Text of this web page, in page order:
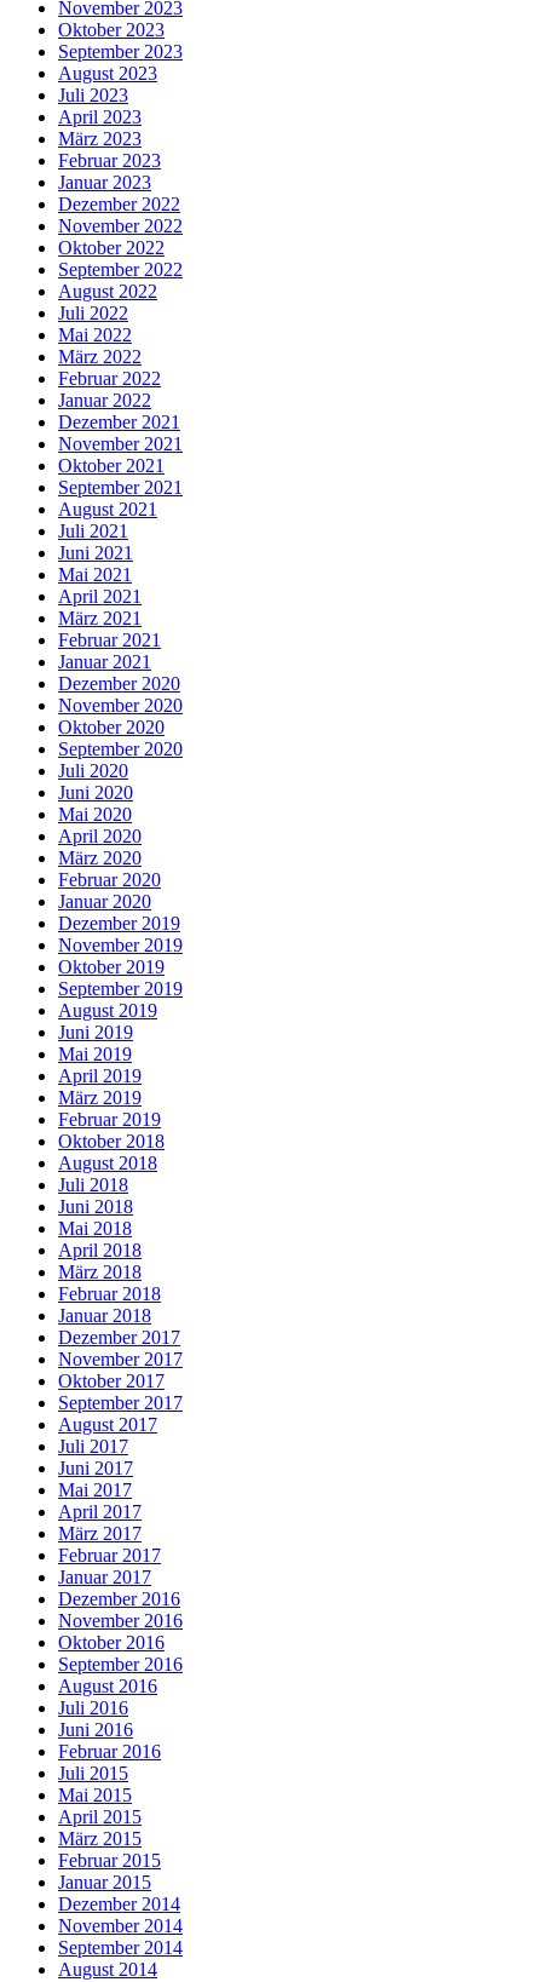
November 2023
Oktober 2023
September 2023
August 2023
Juli 2023
April 2023
März 2023
Februar 2023
Januar 2023
Dezember 2022
November 2022
Oktober 2022
September 2022
August 2022
Juli 2022
Mai 2022
März 2022
Februar 2022
Januar 2022
Dezember 2021
November 2021
Oktober 2021
September 2021
August 2021
Juli 2021
Juni 2021
Mai 2021
April 2021
März 2021
Februar 2021
Januar 2021
Dezember 2020
November 2020
Oktober 2020
September 2020
Juli 2020
Juni 2020
Mai 2020
April 2020
März 2020
Februar 2020
Januar 2020
Dezember 2019
November 2019
Oktober 2019
September 2019
August 2019
Juni 2019
Mai 2019
April 2019
März 2019
Februar 2019
Oktober 2018
August 2018
Juli 2018
Juni 2018
Mai 2018
April 2018
März 2018
Februar 2018
Januar 2018
Dezember 2017
November 2017
Oktober 2017
September 2017
August 2017
Juli 2017
Juni 2017
Mai 2017
April 2017
März 2017
Februar 2017
Januar 2017
Dezember 2016
November 2016
Oktober 2016
September 2016
August 2016
Juli 2016
Juni 2016
Februar 2016
Juli 2015
Mai 2015
April 2015
März 2015
Februar 2015
Januar 2015
Dezember 2014
November 2014
September 2014
August 2014